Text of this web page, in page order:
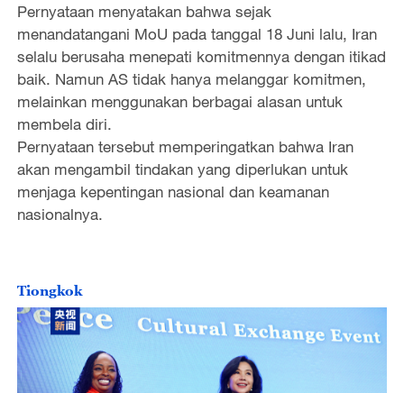
Pernyataan menyatakan bahwa sejak
menandatangani MoU pada tanggal 18 Juni lalu, Iran
selalu berusaha menepati komitmennya dengan itikad
baik. Namun AS tidak hanya melanggar komitmen,
melainkan menggunakan berbagai alasan untuk
membela diri.
Pernyataan tersebut memperingatkan bahwa Iran
akan mengambil tindakan yang diperlukan untuk
menjaga kepentingan nasional dan keamanan
nasionalnya.
Tiongkok